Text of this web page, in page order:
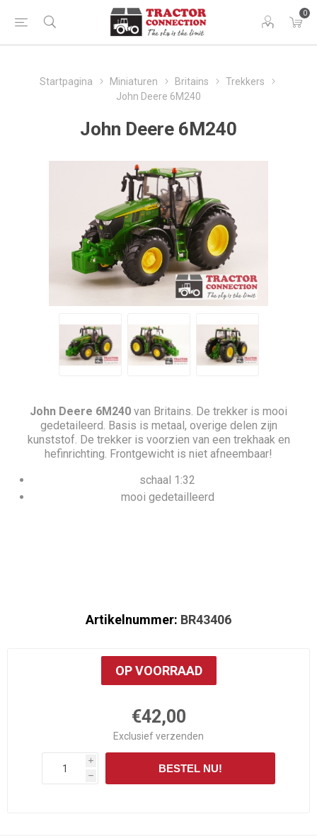
0
Startpagina Miniaturen Britains
Trekkers
John Deere 6M240
John Deere 6M240
John Deere 6M240 van Britains. De trekker is mooi
gedetaileerd. Basis is metaal, overige delen zijn
kunststof. De trekker is voorzien van een trekhaak en
hefinrichting. Frontgewicht is niet afneembaar!
schaal 1:32
mooi gedetailleerd
Artikelnummer: BR43406
OP VOORRAAD
€42,00
Exclusiefverzenden
i
h
BESTEL NU!